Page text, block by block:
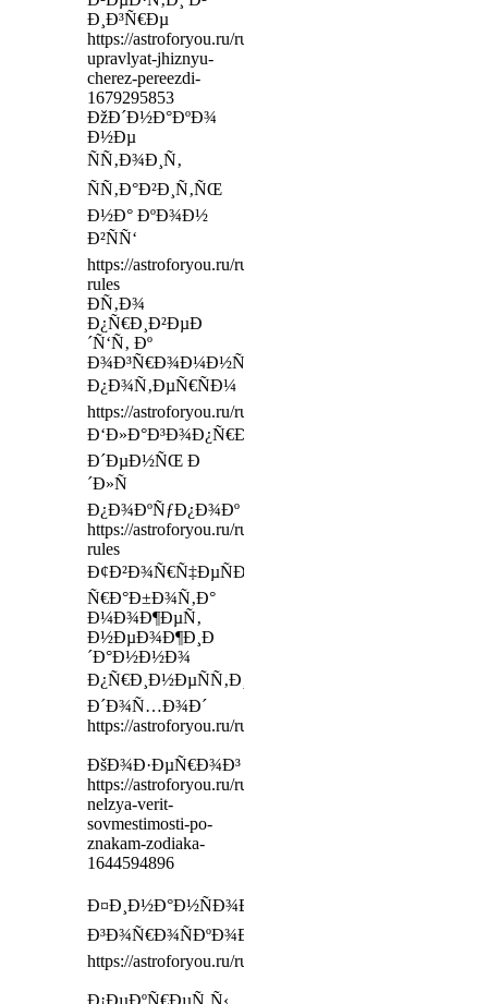
Ð¸Ð³Ñ€Ðµ
https://astroforyou.ru/ru/learning/lesson/kak-
upravlyat-jhiznyu-
cherez-pereezdi-
1679295853
ÐžÐ´Ð½Ð°ÐºÐ¾
Ð½Ðµ
ÑÑ‚Ð¾Ð¸Ñ‚
ÑÑ‚Ð°Ð²Ð¸Ñ‚ÑŒ
Ð½Ð° ÐºÐ¾Ð½
Ð²ÑÑ‘
https://astroforyou.ru/ru/payment-
rules
Ð­Ñ‚Ð¾
Ð¿Ñ€Ð¸Ð²ÐµÐ
´Ñ‘Ñ‚ Ðº
Ð¾Ð³Ñ€Ð¾Ð¼Ð½Ñ‹Ð¼
Ð¿Ð¾Ñ‚ÐµÑ€ÑÐ¼
https://astroforyou.ru/ru/independed/localmap
Ð‘Ð»Ð°Ð³Ð¾Ð¿Ñ€Ð¸ÑÑ‚Ð½Ñ‹Ð¹
Ð´ÐµÐ½ÑŒ Ð
´Ð»Ñ
Ð¿Ð¾ÐºÑƒÐ¿Ð¾Ðº
https://astroforyou.ru/ru/payment-
rules
Ð¢Ð²Ð¾Ñ€Ñ‡ÐµÑÐºÐ°Ñ
Ñ€Ð°Ð±Ð¾Ñ‚Ð°
Ð¼Ð¾Ð¶ÐµÑ‚
Ð½ÐµÐ¾Ð¶Ð¸Ð
´Ð°Ð½Ð½Ð¾
Ð¿Ñ€Ð¸Ð½ÐµÑÑ‚Ð¸
Ð´Ð¾Ñ…Ð¾Ð´
https://astroforyou.ru/ru/webinar
ÐšÐ¾Ð·ÐµÑ€Ð¾Ð³
https://astroforyou.ru/ru/articles/pochemu-
nelzya-verit-
sovmestimosti-po-
znakam-zodiaka-
1644594896
Ð¤Ð¸Ð½Ð°Ð½ÑÐ¾Ð²Ñ‹Ð¹
Ð³Ð¾Ñ€Ð¾ÑÐºÐ¾Ð¿
https://astroforyou.ru/ru/independed/localmap